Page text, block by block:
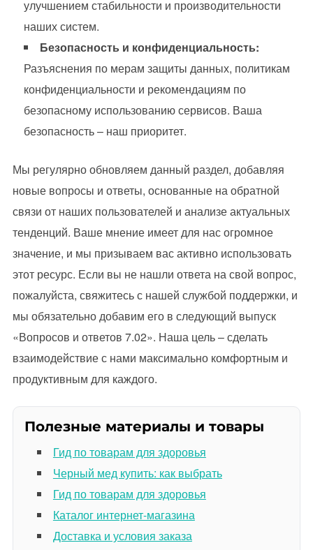
улучшением стабильности и производительности
наших систем.
Безопасность и конфиденциальность:
Разъяснения по мерам защиты данных, политикам
конфиденциальности и рекомендациям по
безопасному использованию сервисов. Ваша
безопасность – наш приоритет.
Мы регулярно обновляем данный раздел, добавляя
новые вопросы и ответы, основанные на обратной
связи от наших пользователей и анализе актуальных
тенденций. Ваше мнение имеет для нас огромное
значение, и мы призываем вас активно использовать
этот ресурс. Если вы не нашли ответа на свой вопрос,
пожалуйста, свяжитесь с нашей службой поддержки, и
мы обязательно добавим его в следующий выпуск
«Вопросов и ответов 7.02». Наша цель – сделать
взаимодействие с нами максимально комфортным и
продуктивным для каждого.
Полезные материалы и товары
Гид по товарам для здоровья
Черный мед купить: как выбрать
Гид по товарам для здоровья
Каталог интернет-магазина
Доставка и условия заказа